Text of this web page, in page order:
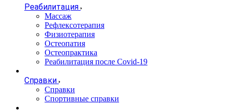
Реабилитация
Массаж
Рефлексотерапия
Физиотерапия
Остеопатия
Остеопрактика
Реабилитация после Covid-19
Справки
Справки
Спортивные справки